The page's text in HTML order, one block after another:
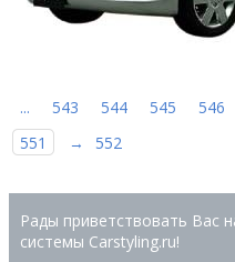
... 543 544 545 546
551
→ 552
Рады приветствовать Вас
системы Сarstyling.ru!